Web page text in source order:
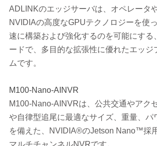
ADLINKのエッジサーバは、オペレータ
NVIDIAの高度なGPUテクノロジーを使
速に構築および強化するのを可能にする
ードで、多目的な拡張性に優れたエッジ
ムです。
M100-Nano-AINVR
M100-Nano-AINVRは、公共交通やアク
や自律型追尾に最適なサイズ、重量、パ
を備えた、NVIDIA®のJetson Nano™採
マルチチャンネルNVRです。